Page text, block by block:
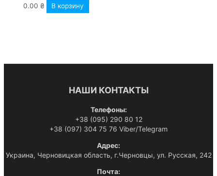
0.00 ₴ В корзину
НАШИ КОНТАКТЫ
Телефоны:
+38 (095) 290 80 12
+38 (097) 304 75 76 Viber/Telegram
Адрес:
Украина, Черновицкая область, г.Черновцы, ул. Русская, 242
Почта: